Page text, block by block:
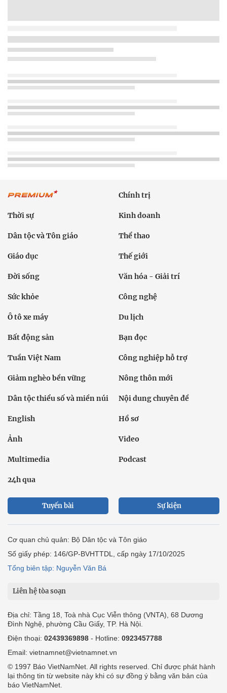
Chính trị
Thời sự Kinh doanh
Dân tộc và Tôn giáo Thể thao
Giáo dục Thế giới
Đời sống Văn hóa - Giải trí
Sức khỏe Công nghệ
Ô tô xe máy Du lịch
Bất động sản Bạn đọc
Tuần Việt Nam Công nghiệp hỗ trợ
Giảm nghèo bền vững Nông thôn mới
Dân tộc thiểu số và miền núi Nội dung chuyên đề
English Hồ sơ
Ảnh Video
Multimedia Podcast
24h qua
Tuyến bài Sự kiện
Cơ quan chủ quản: Bộ Dân tộc và Tôn giáo
Số giấy phép: 146/GP-BVHTTDL, cấp ngày 17/10/2025
Tổng biên tập: Nguyễn Văn Bá
Liên hệ tòa soạn
Địa chỉ: Tầng 18, Toà nhà Cục Viễn thông (VNTA), 68 Dương
Đình Nghệ, phường Cầu Giấy, TP. Hà Nội.
Điện thoại: 02439369898 - Hotline: 0923457788
Email: vietnamnet@vietnamnet.vn
© 1997 Báo VietNamNet. All rights reserved. Chỉ được phát hành
lại thông tin từ website này khi có sự đồng ý bằng văn bản của
báo VietNamNet.